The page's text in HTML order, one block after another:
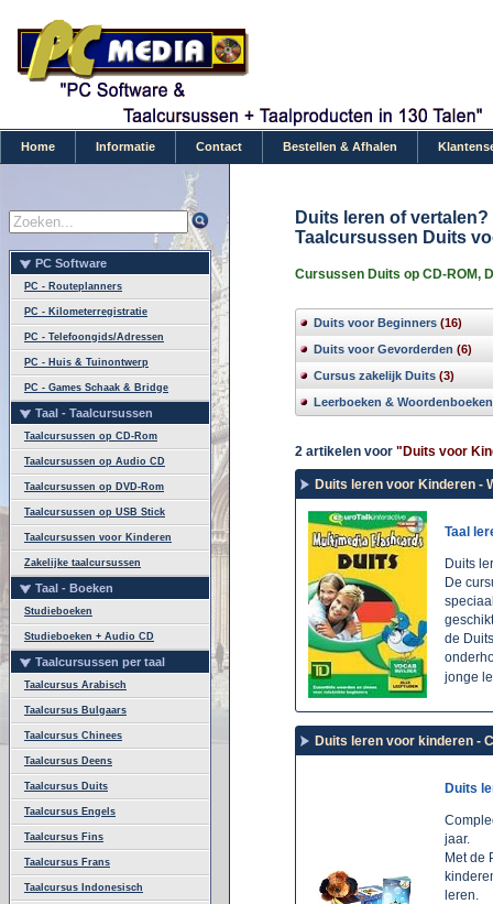
Home Informatie Contact Bestellen & Afhalen
PC Software
PC - Routeplanners
PC - Kilometerregistratie
PC - Telefoongids/Adressen
PC - Huis & Tuinontwerp
PC - Games Schaak & Bridge
Taal - Taalcursussen
Taalcursussen op CD-Rom
Taalcursussen op Audio CD
Taalcursussen op DVD-Rom
Taalcursussen op USB Stick
Taalcursussen voor Kinderen
Zakelijke taalcursussen
Taal - Boeken
Studieboeken
Studieboeken + Audio CD
Taalcursussen per taal
Taalcursus Arabisch
Taalcursus Bulgaars
Taalcursus Chinees
Taalcursus Deens
Taalcursus Duits
Taalcursus Engels
Taalcursus Fins
Taalcursus Frans
Taalcursus Indonesisch
Duits leren of vertalen?
Taalcursussen Duits
Cursussen Duits op CD-ROM,
Duits voor Beginners (16)
Duits voor Gevorderden (6)
Cursus zakelijk Duits (3)
Leerboeken & Woordenboeken
2 artikelen voor "Duits voor
Duits leren voor Kinderen -
Taal
Duits
De
de
jonge
Duits leren voor kinderen -
Duits
jaar.
Met de
leren.